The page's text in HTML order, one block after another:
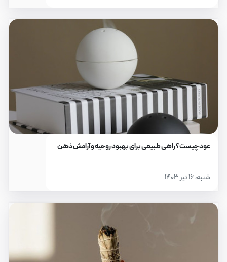
عود چیست؟ راهی طبیعی برای بهبود روحیه و آرامش ذهن
شنبه، ۱۶ تیر ۱۴۰۳